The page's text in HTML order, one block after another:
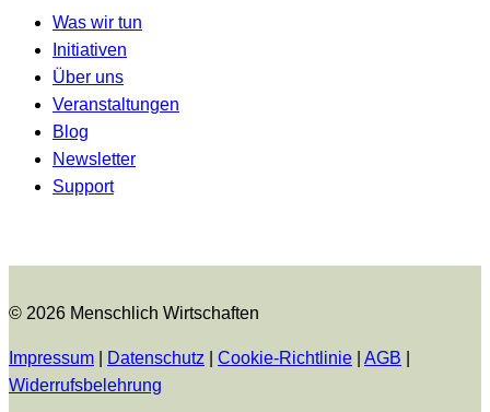
Was wir tun
Initiativen
Über uns
Veranstaltungen
Blog
Newsletter
Support
© 2026 Menschlich Wirtschaften
Impressum Datenschutz Cookie-Richtlinie AGB
Widerrufsbelehrung